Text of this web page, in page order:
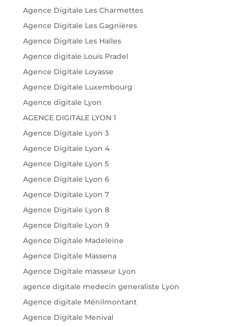
Agence Digitale Les Charmettes
Agence Digitale Les Gagnières
Agence Digitale Les Halles
Agence digitale Louis Pradel
Agence Digitale Loyasse
Agence Digitale Luxembourg
Agence digitale Lyon
AGENCE DIGITALE LYON 1
Agence Digitale Lyon 3
Agence Digitale Lyon 4
Agence Digitale Lyon 5
Agence Digitale Lyon 6
Agence Digitale Lyon 7
Agence Digitale Lyon 8
Agence Digitale Lyon 9
Agence Digitale Madeleine
Agence Digitale Massena
Agence Digitale masseur Lyon
agence digitale medecin generaliste Lyon
Agence digitale Ménilmontant
Agence Digitale Menival